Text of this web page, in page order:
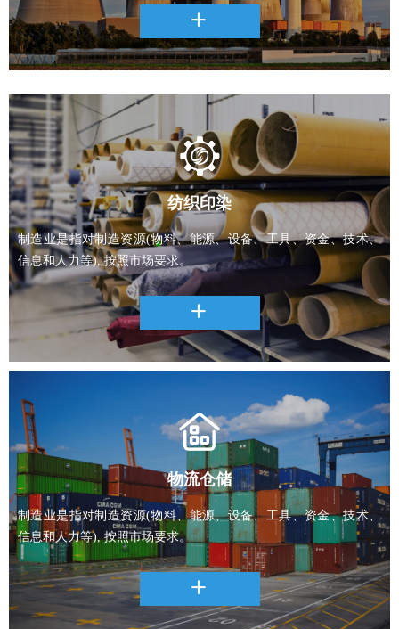
ꄶ
制造业是指对制造资源(物料、能源、设备、工具、资金、技术、
信息和人力等), 按照市场要求。
纺织印染
ꄶ
制造业是指对制造资源(物料、能源、设备、工具、资金、技术、
信息和人力等), 按照市场要求。
物流仓储
ꄶ